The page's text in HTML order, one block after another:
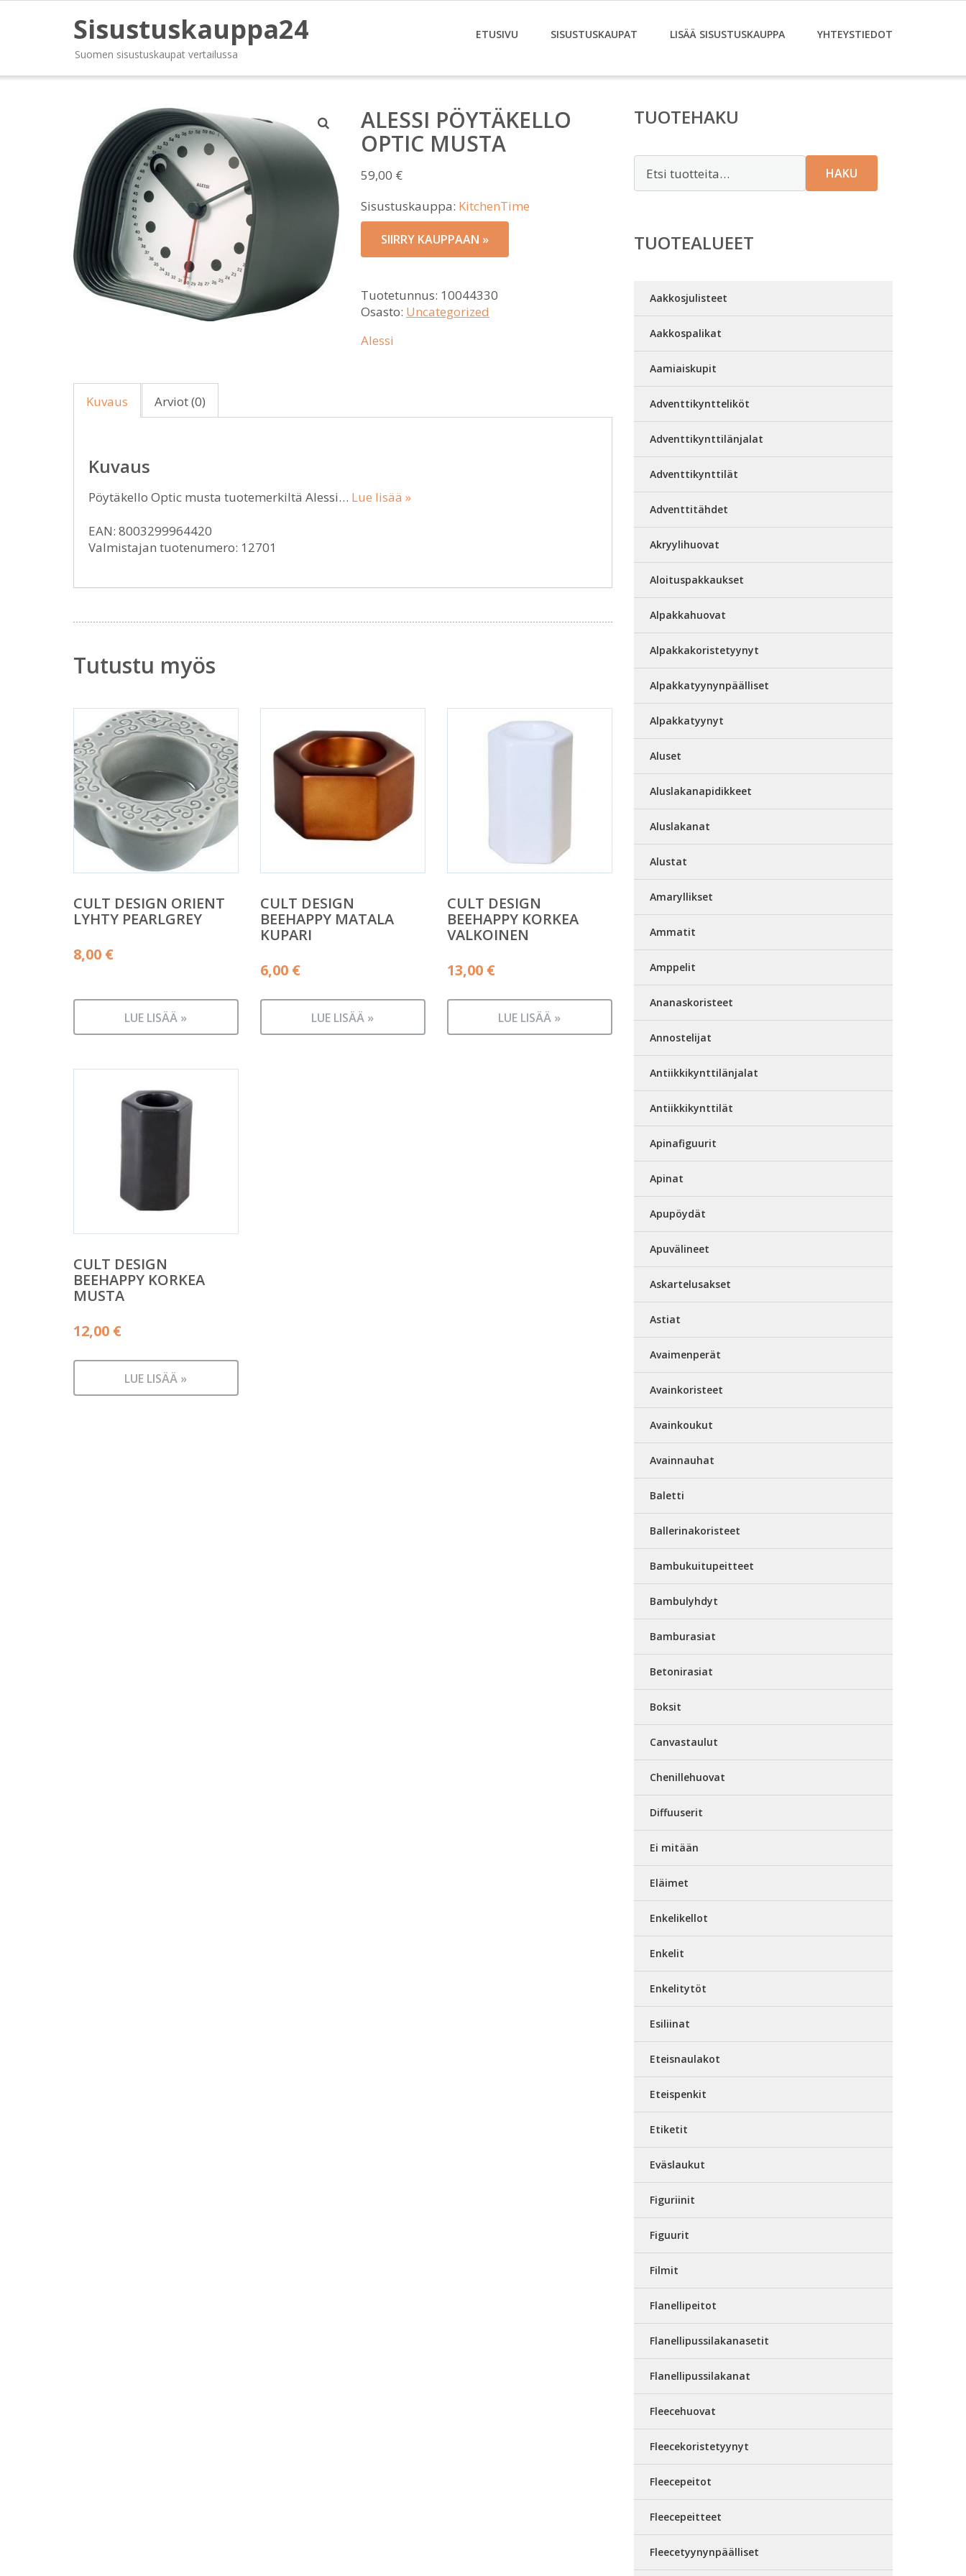
Sisustuskauppa24
Suomen sisustuskaupat vertailussa
ETUSIVU SISUSTUSKAUPAT LISÄÄ SISUSTUSKAUPPA YHTEYSTIEDOT
ALESSI PÖYTÄKELLO
OPTIC MUSTA
59,00 €
Sisustuskauppa: KitchenTime
SIIRRY KAUPPAAN »
Tuotetunnus: 10044330
Osasto: Uncategorized
Alessi
Kuvaus Arviot (0)
Kuvaus
Pöytäkello Optic musta tuotemerkiltä Alessi… Lue lisää »
EAN: 8003299964420
Valmistajan tuotenumero: 12701
Tutustu myös
CULT DESIGN ORIENT
LYHTY PEARLGREY
8,00 €
LUE LISÄÄ »
CULT DESIGN
BEEHAPPY MATALA
KUPARI
6,00 €
LUE LISÄÄ »
CULT DESIGN
BEEHAPPY KORKEA
VALKOINEN
13,00 €
LUE LISÄÄ »
CULT DESIGN
BEEHAPPY KORKEA
MUSTA
12,00 €
LUE LISÄÄ »
TUOTEHAKU
HAKU
TUOTEALUEET
Aakkosjulisteet
Aakkospalikat
Aamiaiskupit
Adventtikyntteliköt
Adventtikynttilänjalat
Adventtikynttilät
Adventtitähdet
Akryylihuovat
Aloituspakkaukset
Alpakkahuovat
Alpakkakoristetyynyt
Alpakkatyynynpäälliset
Alpakkatyynyt
Aluset
Aluslakanapidikkeet
Aluslakanat
Alustat
Amaryllikset
Ammatit
Amppelit
Ananaskoristeet
Annostelijat
Antiikkikynttilänjalat
Antiikkikynttilät
Apinafiguurit
Apinat
Apupöydät
Apuvälineet
Askartelusakset
Astiat
Avaimenperät
Avainkoristeet
Avainkoukut
Avainnauhat
Baletti
Ballerinakoristeet
Bambukuitupeitteet
Bambulyhdyt
Bamburasiat
Betonirasiat
Boksit
Canvastaulut
Chenillehuovat
Diffuuserit
Ei mitään
Eläimet
Enkelikellot
Enkelit
Enkelitytöt
Esiliinat
Eteisnaulakot
Eteispenkit
Etiketit
Eväslaukut
Figuriinit
Figuurit
Filmit
Flanellipeitot
Flanellipussilakanasetit
Flanellipussilakanat
Fleecehuovat
Fleecekoristetyynyt
Fleecepeitot
Fleecepeitteet
Fleecetyynynpäälliset